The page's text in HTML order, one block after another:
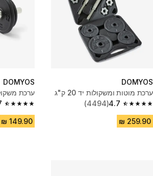
DOMYOS
ערכת מוטות ומשקולות יד 20 ק"ג
4.7
4.7 out of 5 stars from 4494 reviews
(4494)
DOMYOS
ערכת
4.7 out of 5 stars from 884 reviews